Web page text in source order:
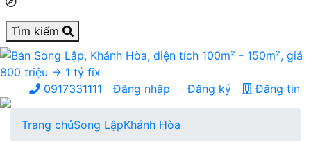
Tìm kiếm
0917331111 Đăng nhập Đăng ký Đăng tin
Trang chủSong LậpKhánh Hòa